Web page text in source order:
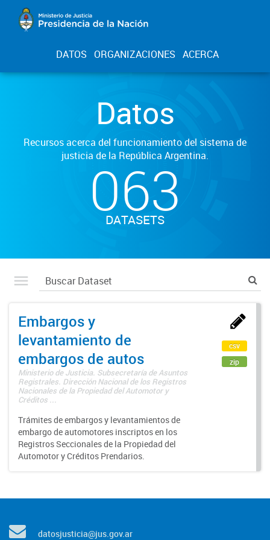
DATOS ORGANIZACIONES ACERCA
Datos
Recursos acerca del funcionamiento del sistema de
justicia de la República Argentina.
063
DATASETS
Embargos y
levantamiento de
embargos de autos
Ministerio de Justicia. Subsecretaría de Asuntos
Registrales. Dirección Nacional de los Registros
Nacionales de la Propiedad del Automotor y
Créditos ...
Trámites de embargos y levantamientos de
embargo de automotores inscriptos en los
Registros Seccionales de la Propiedad del
Automotor y Créditos Prendarios.
csv
zip
datosjusticia@jus.gov.ar